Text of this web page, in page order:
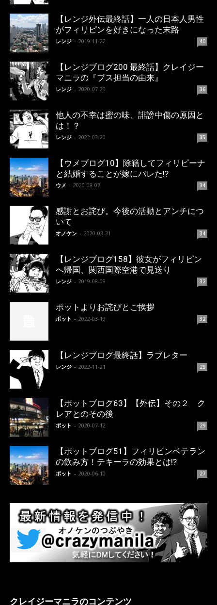
【レンジ外伝最終話】一人の日本人男性
がフィリピンを好きになった末路
レンジ - 2019-11-22 40
【レンジブログ200 最終話】クレイジー
マニラの『ブス担当の由来』
レンジ - 2020-07-20 36
他人の不幸は蜜の味、誹謗中傷の原因と
は！？
レンジ - 2022-03-20 35
【ウメブログ10】除籍してフィリピーナ
と結婚することが嫁にバレた!?
ウメ - 2020-08-07 34
感謝とお詫び。今後の活動とアンチにつ
いて
オノケン - 2020-03-31 34
【レンジブログ158】彼女がフィリピン
へ帰国、関西国際空港で見送り
レンジ - 2019-08-09 32
ポットよりお詫びとご挨拶
ポット - 2022-03-19 32
【レンジブログ最終話】ラブレター
レンジ - 2022-11-21 29
【ポットブログ63】【外伝】その２ ク
レアとのその後
ポット - 2020-07-12 29
【ポットブログ51】フィリピンベテラン
の飲み方！テキーラの効果とは!?
ポット - 2020-06-10 27
クレイジーマニラのコンテンツ